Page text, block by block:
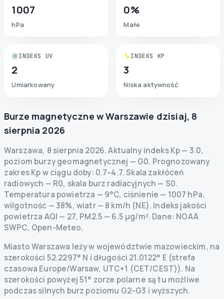
1007
hPa
0%
Małe
INDEKS UV
2
Umiarkowany
INDEKS KP
3
Niska aktywność
Burze magnetyczne wWarszawie dzisiaj, 8
sierpnia 2026
Warszawa, 8 sierpnia 2026.Aktualny indeks Kp— 3.0,
poziom burzy geomagnetycznej — G0. Prognozowany
zakres Kp w ciągu doby: 0.7–4.7. Skala zakłóceń
radiowych — R0, skala burz radiacyjnych — S0.
Temperatura powietrza — 9°C, ciśnienie — 1007 hPa,
wilgotność — 38%, wiatr — 8 km/h (NE). Indeks jakości
powietrza AQI — 27, PM2.5 — 6.5 µg/m³. Dane: NOAA
SWPC, Open-Meteo.
Miasto Warszawa leży w województwie mazowieckim, na
szerokości 52.2297° N i długości 21.0122° E (strefa
czasowa Europe/Warsaw, UTC+1 (CET/CEST)). Na
szerokości powyżej 51° zorze polarne są tu możliwe
podczas silnych burz poziomu G2–G3 i wyższych.